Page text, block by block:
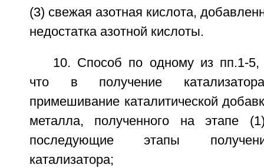
(3) свежая азотная кислота,
недостатка азотной кислоты.
10. Способ по одному из пп.1-
что в получение
примешивание каталитической
металла, полученного на этапе
последующие этапы
катализатора;